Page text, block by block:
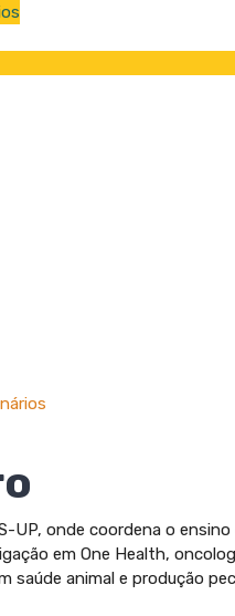
UP, onde coordena o
em One Health,
saúde animal e produção